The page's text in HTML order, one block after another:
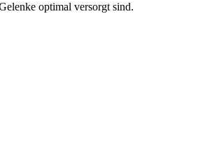
optimal versorgt sind.